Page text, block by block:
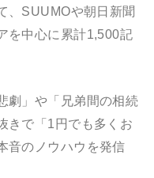
、SUUMOや朝日新聞
を中心に累計1,500記
劇」や「兄弟間の相続
きで「1円でも多くお
音のノウハウを発信